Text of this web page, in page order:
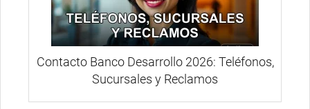
Contacto Banco Desarrollo 2026: Teléfonos,
Sucursales y Reclamos